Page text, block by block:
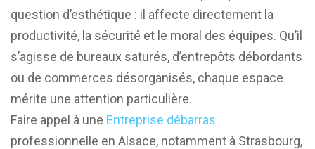
question d’esthétique : il affecte directement la
productivité, la sécurité et le moral des équipes. Qu’il
s’agisse de bureaux saturés, d’entrepôts débordants
ou de commerces désorganisés, chaque espace
mérite une attention particulière.
Faire appel à une Entreprise débarras
professionnelle en Alsace, notamment à Strasbourg,